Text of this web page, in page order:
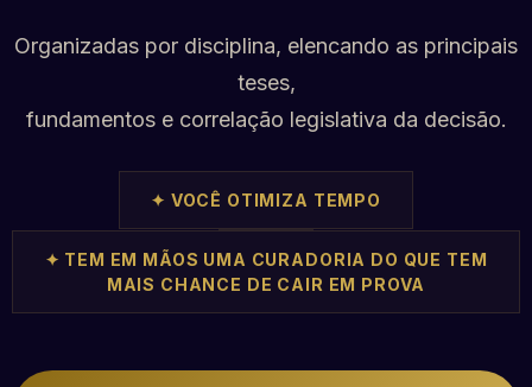
Organizadas por disciplina, elencando as principais
teses,
fundamentos e correlação legislativa da decisão.
✦ VOCÊ OTIMIZA TEMPO
✦ TEM EM MÃOS UMA CURADORIA DO QUE TEM
MAIS CHANCE DE CAIR EM PROVA